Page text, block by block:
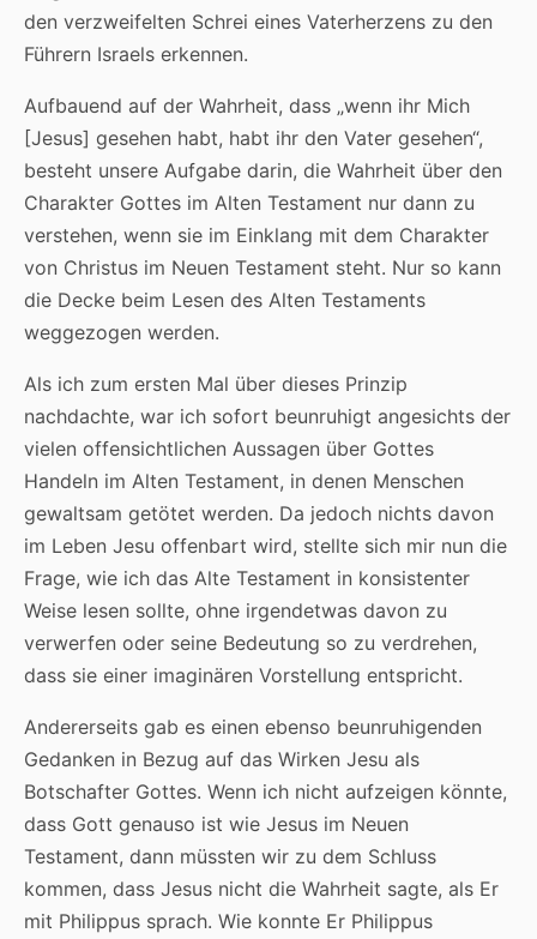
den verzweifelten Schrei eines Vaterherzens zu den
Führern Israels erkennen.
Aufbauend auf der Wahrheit, dass „wenn ihr Mich
[Jesus] gesehen habt, habt ihr den Vater gesehen“,
besteht unsere Aufgabe darin, die Wahrheit über den
Charakter Gottes im Alten Testament nur dann zu
verstehen, wenn sie im Einklang mit dem Charakter
von Christus im Neuen Testament steht. Nur so kann
die Decke beim Lesen des Alten Testaments
weggezogen werden.
Als ich zum ersten Mal über dieses Prinzip
nachdachte, war ich sofort beunruhigt angesichts der
vielen offensichtlichen Aussagen über Gottes
Handeln im Alten Testament, in denen Menschen
gewaltsam getötet werden. Da jedoch nichts davon
im Leben Jesu offenbart wird, stellte sich mir nun die
Frage, wie ich das Alte Testament in konsistenter
Weise lesen sollte, ohne irgendetwas davon zu
verwerfen oder seine Bedeutung so zu verdrehen,
dass sie einer imaginären Vorstellung entspricht.
Andererseits gab es einen ebenso beunruhigenden
Gedanken in Bezug auf das Wirken Jesu als
Botschafter Gottes. Wenn ich nicht aufzeigen könnte,
dass Gott genauso ist wie Jesus im Neuen
Testament, dann müssten wir zu dem Schluss
kommen, dass Jesus nicht die Wahrheit sagte, als Er
mit Philippus sprach. Wie konnte Er Philippus